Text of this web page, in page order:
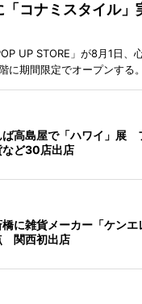
「コナミスタイル
UP STORE」が8月1日、
に期間限定でオープンする。
ば高島屋で「ハワイ」展
など30店出店
に雑貨メーカー「ケンエ
関西初出店